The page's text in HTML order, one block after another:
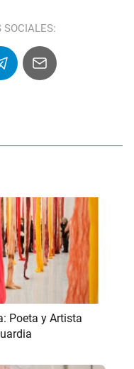
SOCIALES:
Poeta y Artista